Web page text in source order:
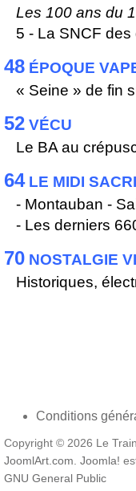
Les 100 ans du
5 - La SNCF des
48 ÉPOQUE
« Seine » de fin
52 VÉCU
Le BA au
64LE MIDI
- Montauban -
- Les derniers
70 NOSTALGIE
Historiques,
Conditions
Copyright © 2026 Le
JoomlArt.com. Joomla!
GNU General Public